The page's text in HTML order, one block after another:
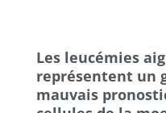
Les leucémies
représentent un
mauvais